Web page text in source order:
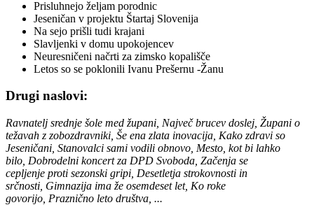
Prisluhnejo željam porodnic
Jeseničan v projektu Štartaj Slovenija
Na sejo prišli tudi krajani
Slavljenki v domu upokojencev
Neuresničeni načrti za zimsko kopališče
Letos so se poklonili Ivanu Prešernu -Žanu
Drugi naslovi:
Ravnatelj srednje šole med župani, Največ brucev doslej, Župani o
težavah z zobozdravniki, Še ena zlata inovacija, Kako zdravi so
Jeseničani, Stanovalci sami vodili obnovo, Mesto, kot bi lahko
bilo, Dobrodelni koncert za DPD Svoboda, Začenja se
cepljenje proti sezonski gripi, Desetletja strokovnosti in
srčnosti, Gimnazija ima že osemdeset let, Ko roke
govorijo, Praznično leto društva, ...